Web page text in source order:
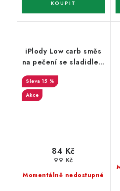
iPlody Low carb směs
na pečení se sladidlem
250g
15 %
Akce
Momentálně nedostupné
84 Kč
99 Kč